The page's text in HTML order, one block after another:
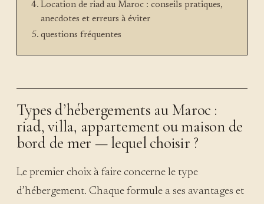
Location de riad au Maroc : conseils pratiques,
anecdotes et erreurs à éviter
questions fréquentes
Types d’hébergements au Maroc :
riad, villa, appartement ou maison de
bord de mer — lequel choisir ?
Le premier choix à faire concerne le type
d’hébergement. Chaque formule a ses avantages et